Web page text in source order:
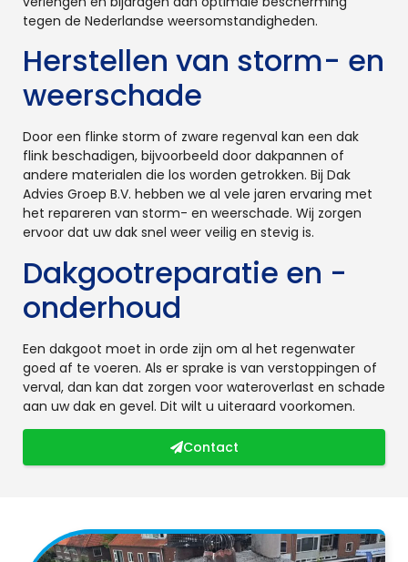
tegen de Nederlandse weersomstandigheden.
Herstellen van storm- en
weerschade
Door een flinke storm of zware regenval kan een dak
flink beschadigen, bijvoorbeeld door dakpannen of
andere materialen die los worden getrokken. Bij Dak
Advies Groep B.V. hebben we al vele jaren ervaring met
het repareren van storm- en weerschade. Wij zorgen
ervoor dat uw dak snel weer veilig en stevig is.
Dakgootreparatie en -
onderhoud
Een dakgoot moet in orde zijn om al het regenwater
goed af te voeren. Als er sprake is van verstoppingen of
verval, dan kan dat zorgen voor wateroverlast en schade
aan uw dak en gevel. Dit wilt u uiteraard voorkomen.
Contact